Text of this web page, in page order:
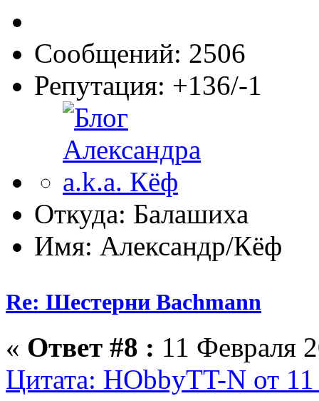
Сообщений: 2506
Репутация: +136/-1
Откуда: Балашиха
Имя: Александр/Кёф
Re: Шестерни Bachmann
« Ответ #8 : 11 Февраля
Цитата: HObbyTT-N от